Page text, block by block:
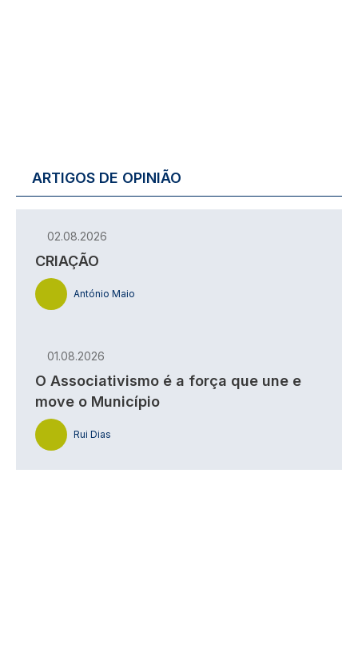
ARTIGOS DE OPINIÃO
02.08.2026
CRIAÇÃO
António Maio
01.08.2026
O Associativismo é a força que une e
move o Município
Rui Dias